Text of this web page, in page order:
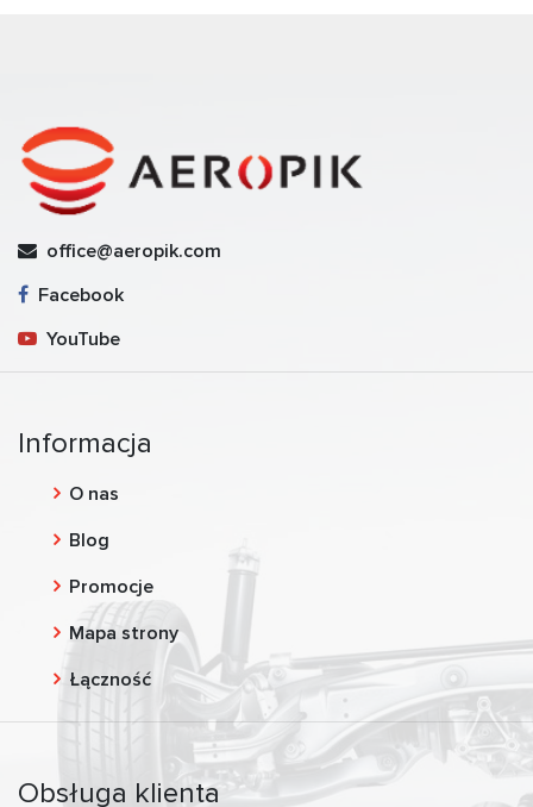
office@aeropik.com
Facebook
YouTube
Informacja
O nas
Blog
Promocje
Mapa strony
Łączność
Obsługa klienta